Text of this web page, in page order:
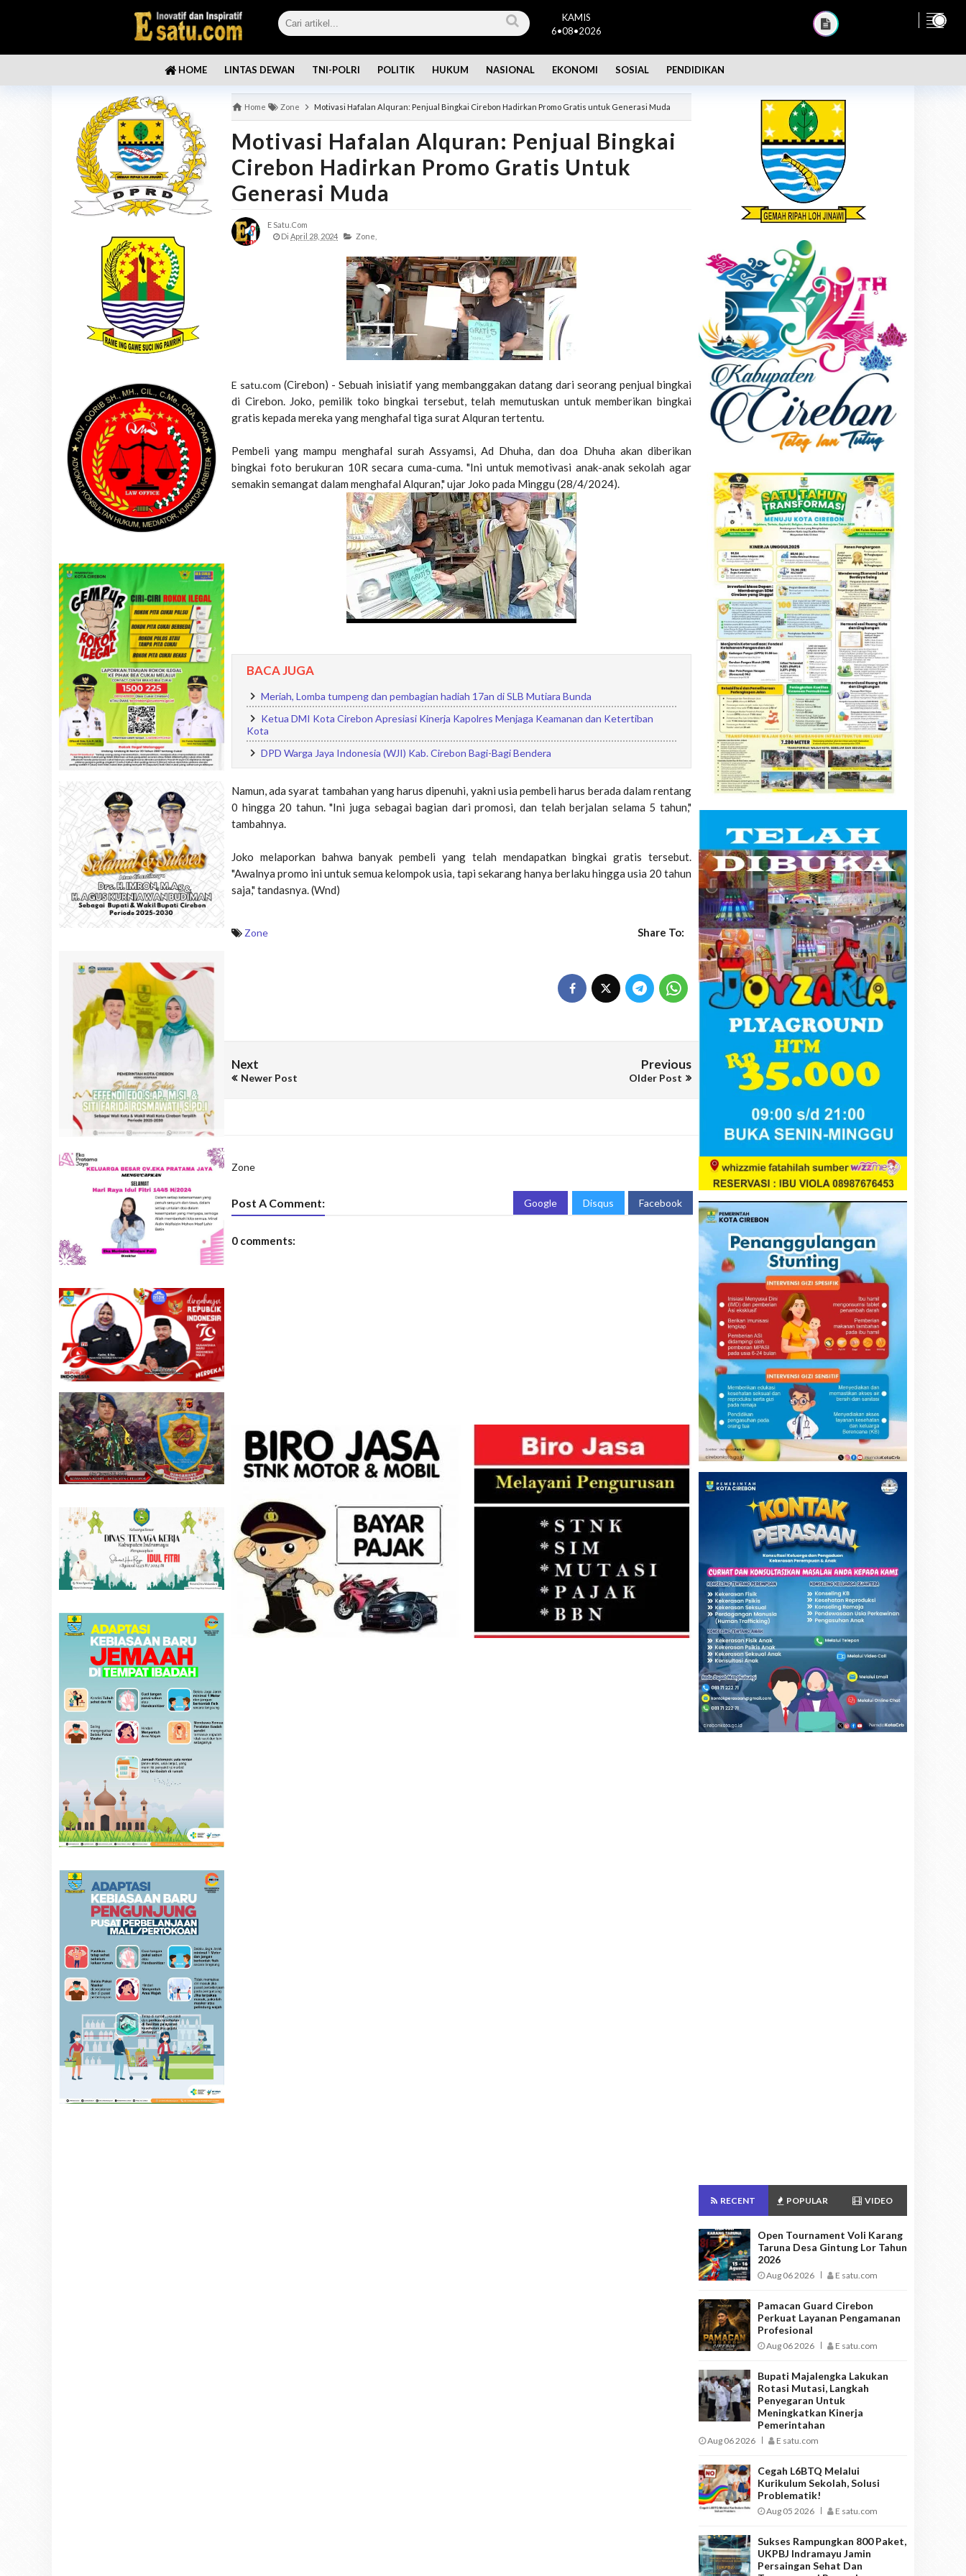
KAMIS
6•08•2026
HOME LINTAS DEWAN TNI-POLRI POLITIK HUKUM NASIONAL EKONOMI SOSIAL PENDIDIKAN
Home Zone Motivasi Hafalan Alquran: Penjual Bingkai Cirebon Hadirkan Promo Gratis untuk Generasi Muda
Motivasi Hafalan Alquran: Penjual Bingkai
Cirebon Hadirkan Promo Gratis Untuk
Generasi Muda
E Satu.com
Di April 28, 2024 Zone,
E satu.com (Cirebon) - Sebuah inisiatif yang membanggakan datang dari seorang penjual bingkai
di Cirebon. Joko, pemilik toko bingkai tersebut, telah memutuskan untuk memberikan bingkai
gratis kepada mereka yang menghafal tiga surat Alquran tertentu.
Pembeli yang mampu menghafal surah Assyamsi, Ad Dhuha, dan doa Dhuha akan diberikan
bingkai foto berukuran 10R secara cuma-cuma. "Ini untuk memotivasi anak-anak sekolah agar
semakin semangat dalam menghafal Alquran," ujar Joko pada Minggu (28/4/2024).
BACA JUGA
Meriah, Lomba tumpeng dan pembagian hadiah 17an di SLB Mutiara Bunda
Ketua DMI Kota Cirebon Apresiasi Kinerja Kapolres Menjaga Keamanan dan Ketertiban
Kota
DPD Warga Jaya Indonesia (WJI) Kab. Cirebon Bagi-Bagi Bendera
Namun, ada syarat tambahan yang harus dipenuhi, yakni usia pembeli harus berada dalam rentang
0 hingga 20 tahun. "Ini juga sebagai bagian dari promosi, dan telah berjalan selama 5 tahun,"
tambahnya.
Joko melaporkan bahwa banyak pembeli yang telah mendapatkan bingkai gratis tersebut.
"Awalnya promo ini untuk semua kelompok usia, tapi sekarang hanya berlaku hingga usia 20 tahun
saja," tandasnya. (Wnd)
Zone Share To:
Next
Newer Post
Previous
Older Post
Zone
Post A Comment: Google Disqus Facebook
0 comments:
RECENT POPULAR VIDEO
Open Tournament Voli Karang
Taruna Desa Gintung Lor Tahun
2026
Aug 06 2026 E satu.com
Pamacan Guard Cirebon
Perkuat Layanan Pengamanan
Profesional
Aug 06 2026 E satu.com
Bupati Majalengka Lakukan
Rotasi Mutasi, Langkah
Penyegaran Untuk
Meningkatkan Kinerja
Pemerintahan
Aug 06 2026 E satu.com
Cegah L6BTQ Melalui
Kurikulum Sekolah, Solusi
Problematik!
Aug 05 2026 E satu.com
Sukses Rampungkan 800 Paket,
UKPBJ Indramayu Jamin
Persaingan Sehat Dan